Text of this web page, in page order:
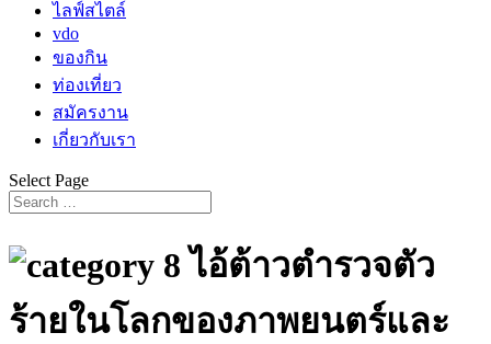
ไลฟ์สไตล์
vdo
ของกิน
ท่องเที่ยว
สมัครงาน
เกี่ยวกับเรา
Select Page
8 ไอ้ต้าวตำรวจตัว
ร้ายในโลกของภาพยนตร์และ